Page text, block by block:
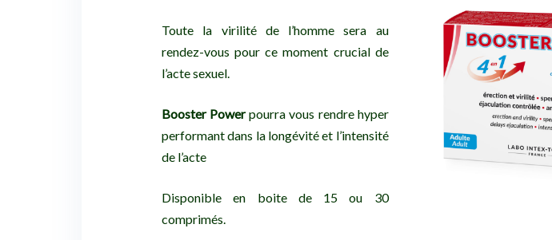
Toute la virilité de l’homme sera au
rendez-vous pour ce moment crucial de
l’acte sexuel.
Booster Powerpourra vous rendre hyper
performant dans la longévité et l’intensité
de l’acte
Disponible en boite de 15 ou 30
comprimés.